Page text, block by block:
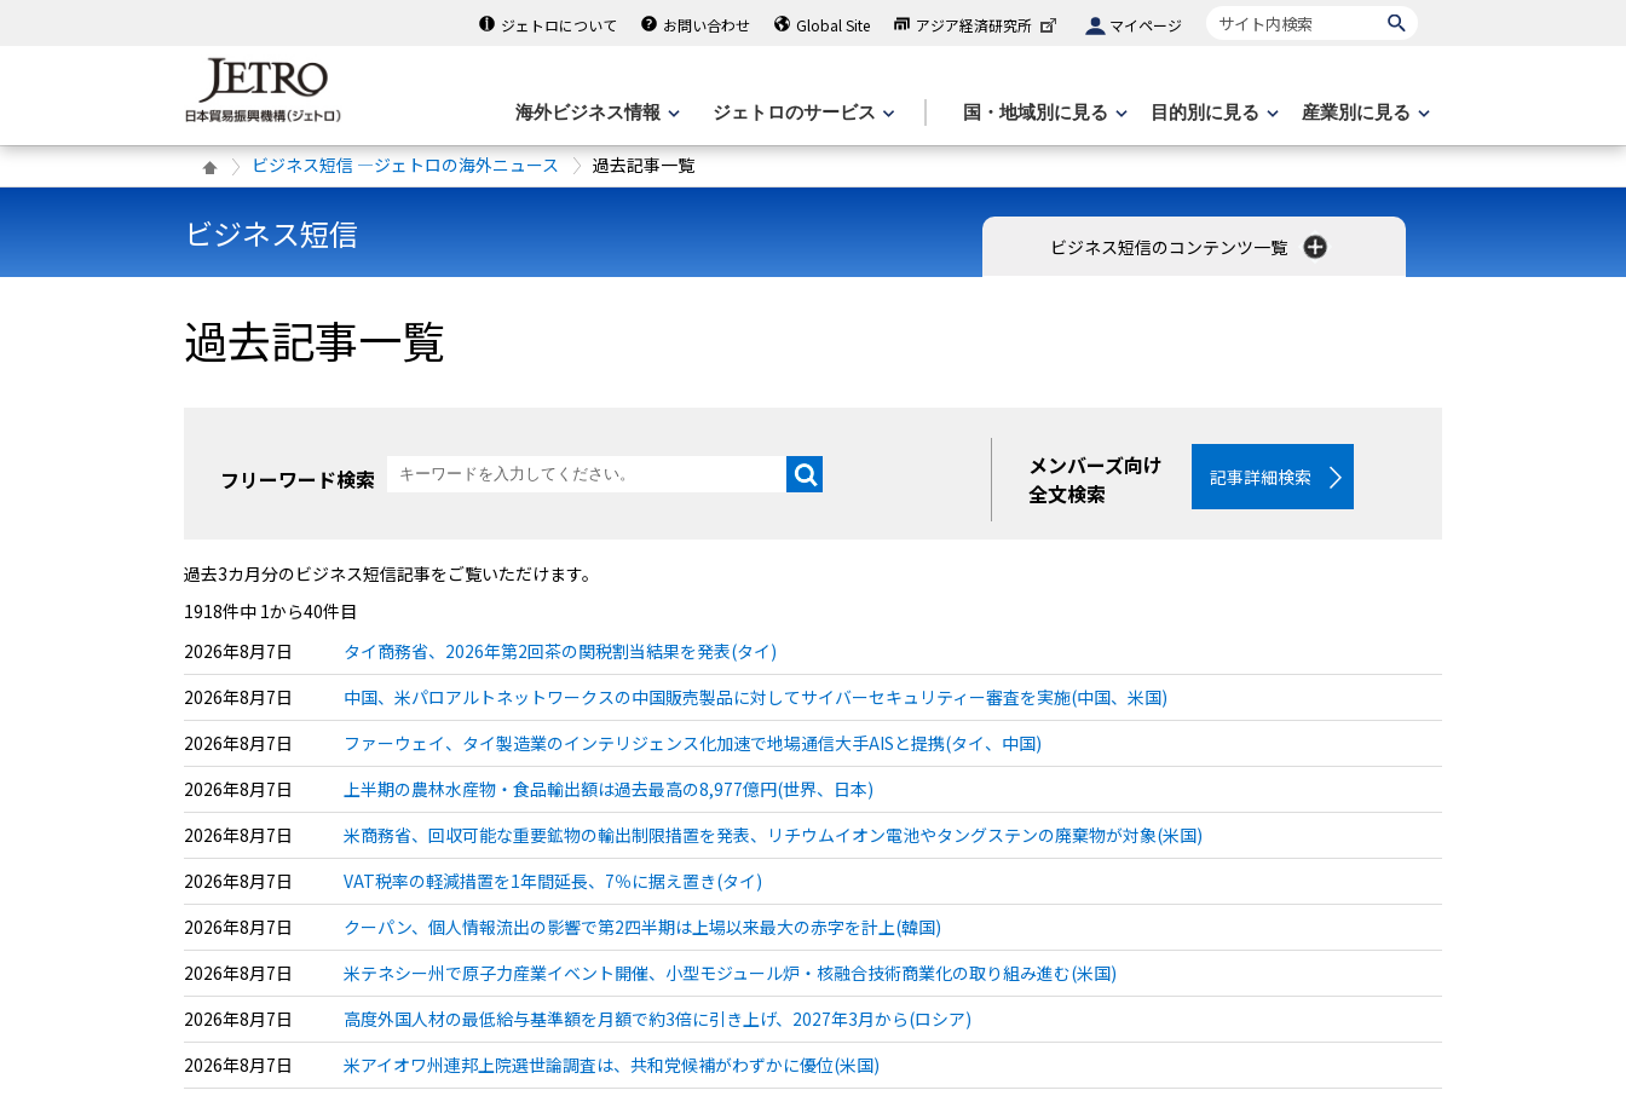
ジェトロについて お問い合わせ Global Site アジア経済研究所 マイページ サイト内検索
海外ビジネス情報 ジェトロのサービス 国・地域別に見る 目的別に見る 産業別に見る
ビジネス短信 ―ジェトロの海外ニュース 過去記事一覧
ビジネス短信 ビジネス短信のコンテンツ一覧
過去記事一覧
フリーワード検索
メンバーズ向け
全文検索
記事詳細検索
過去3カ月分のビジネス短信記事をご覧いただけます。
1918件中 1から40件目
2026年8月7日
タイ商務省、2026年第2回茶の関税割当結果を発表(タイ)
2026年8月7日
中国、米パロアルトネットワークスの中国販売製品に対してサイバーセキュリティー審査を実施(中国、米国)
2026年8月7日
ファーウェイ、タイ製造業のインテリジェンス化加速で地場通信大手AISと提携(タイ、中国)
2026年8月7日
上半期の農林水産物・食品輸出額は過去最高の8,977億円(世界、日本)
2026年8月7日
米商務省、回収可能な重要鉱物の輸出制限措置を発表、リチウムイオン電池やタングステンの廃棄物が対象(米国)
2026年8月7日
VAT税率の軽減措置を1年間延長、7％に据え置き(タイ)
2026年8月7日
クーパン、個人情報流出の影響で第2四半期は上場以来最大の赤字を計上(韓国)
2026年8月7日
米テネシー州で原子力産業イベント開催、小型モジュール炉・核融合技術商業化の取り組み進む(米国)
2026年8月7日
高度外国人材の最低給与基準額を月額で約3倍に引き上げ、2027年3月から(ロシア)
2026年8月7日
米アイオワ州連邦上院選世論調査は、共和党候補がわずかに優位(米国)